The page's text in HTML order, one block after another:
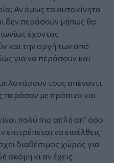
Αν όμως τα αυτοκίνητα
δεν περάσουν μήπως θα
έχοντας
και την οργή των από
για να περάσουν και
τους απέναντι
περάσαν με πράσινο και
πολύ πιο απλή απ’ όσο
επιτρέπεται να εισέλθεις
διαθέσιμος χώρος για
ακόμη κι αν έχεις